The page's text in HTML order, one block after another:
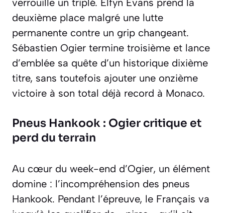
verrouille un triplé. Elfyn Evans prend la
deuxième place malgré une lutte
permanente contre un grip changeant.
Sébastien Ogier termine troisième et lance
d’emblée sa quête d’un historique dixième
titre, sans toutefois ajouter une onzième
victoire à son total déjà record à Monaco.
Pneus Hankook : Ogier critique et
perd du terrain
Au cœur du week-end d’Ogier, un élément
domine : l’incompréhension des pneus
Hankook. Pendant l’épreuve, le Français va